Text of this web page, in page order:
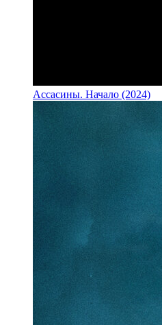
Ассасины. Начало (2024)